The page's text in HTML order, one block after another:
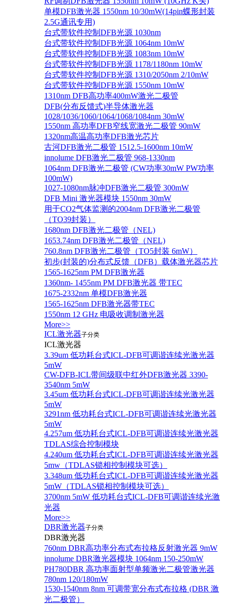
单模DFB激光器 1550nm 10/30mW(14pin蝶形封装
2.5G通讯专用)
台式带软件控制DFB光源 1030nm
台式带软件控制DFB光源 1064nm 10mW
台式带软件控制DFB光源 1083nm 10mW
台式带软件控制DFB光源 1178/1180nm 10mW
台式带软件控制DFB光源 1310/2050nm 2/10mW
台式带软件控制DFB光源 1550nm 10mW
1310nm DFB高功率400mW激光二极管
DFB(分布反馈式)半导体激光器
1028/1036/1060/1064/1068/1084nm 30mW
1550nm 高功率DFB窄线宽激光二极管 90mW
1320nm高温高功率DFB激光芯片
古河DFB激光二极管 1512.5-1600nm 10mW
innolume DFB激光二极管 968-1330nm
1064nm DFB激光二极管 (CW功率30mW PW功率
100mW)
1027-1080nm脉冲DFB激光二极管 300mW
DFB Mini 激光器模块 1550nm 30mW
用于CO2气体监测的2004nm DFB激光二极管
（TO39封装）
1680nm DFB激光二极管（NEL)
1653.74nm DFB激光二极管（NEL)
760.8nm DFB激光二极管（TO5封装 6mW）
初步(封装的)分布式反馈（DFB）载体激光器芯片
1565-1625nm PM DFB激光器
1360nm- 1455nm PM DFB激光器 带TEC
1675-2332nm 单模DFB激光器
1565-1625nm DFB激光器带TEC
1550nm 12 GHz 电吸收调制激光器
More>>
ICL激光器子分类
ICL激光器
3.39um 低功耗台式ICL-DFB可调谐连续光激光器
5mW
CW-DFB-ICL带间级联中红外DFB激光器 3390-
3540nm 5mW
3.45um 低功耗台式ICL-DFB可调谐连续光激光器
5mW
3291nm 低功耗台式ICL-DFB可调谐连续光激光器
5mW
4.257um 低功耗台式ICL-DFB可调谐连续光激光器
TDLAS综合控制模块
4.240um 低功耗台式ICL-DFB可调谐连续光激光器
5mw（TDLAS锁相控制模块可选）
3.348um 低功耗台式ICL-DFB可调谐连续光激光器
5mW（TDLAS锁相控制模块可选）
3700nm 5mW 低功耗台式ICL-DFB可调谐连续光激
光器
More>>
DBR激光器子分类
DBR激光器
760nm DBR高功率分布式布拉格反射激光器 9mW
innolume DBR激光器模块 1064nm 150-250mW
PH780DBR 高功率面射型单频激光二极管激光器
780nm 120/180mW
1530-1540nm 8nm 可调带宽分布式布拉格 (DBR 激
光二极管）